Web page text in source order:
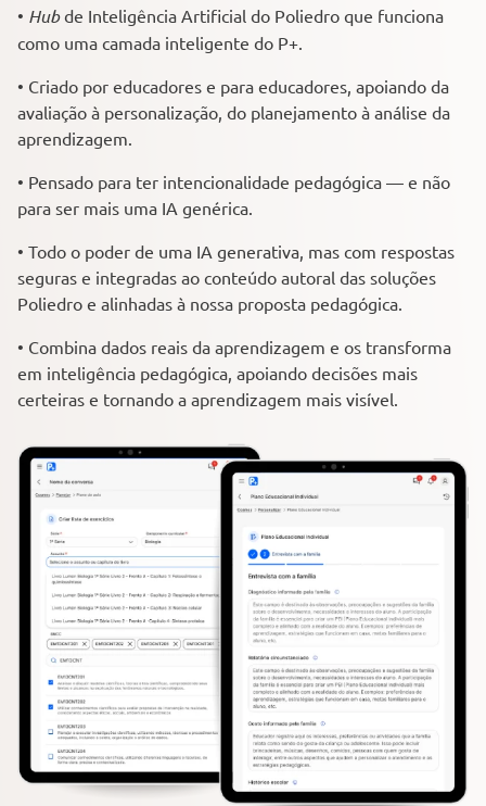
• Hubde Inteligência Artificial do Poliedro que funciona
como uma camada inteligente do P+.
• Criado por educadores e para educadores, apoiando da
avaliação à personalização, do planejamento à análise da
aprendizagem.
• Pensado para ter intencionalidade pedagógica — e não
para ser mais uma IA genérica.
• Todo o poder de uma IA generativa, mas com respostas
seguras e integradas ao conteúdo autoral das soluções
Poliedro e alinhadas à nossa proposta pedagógica.
• Combina dados reais da aprendizagem e os transforma
em inteligência pedagógica, apoiando decisões mais
certeiras e tornando a aprendizagem mais visível.